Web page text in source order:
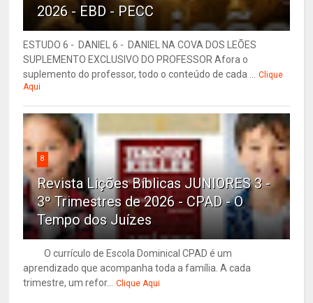
2026 - EBD - PECC
ESTUDO 6 - DANIEL 6 - DANIEL NA COVA DOS LEÕES
SUPLEMENTO EXCLUSIVO DO PROFESSOR Afora o
suplemento do professor, todo o conteúdo de cada ...
Clique
Aqui
8
Revista Lições Bíblicas JUNIORES 3 -
3º Trimestres de 2026 - CPAD - O
Tempo dos Juízes
O currículo de Escola Dominical CPAD é um
aprendizado que acompanha toda a família. A cada
trimestre, um refor...
Clique Aqui